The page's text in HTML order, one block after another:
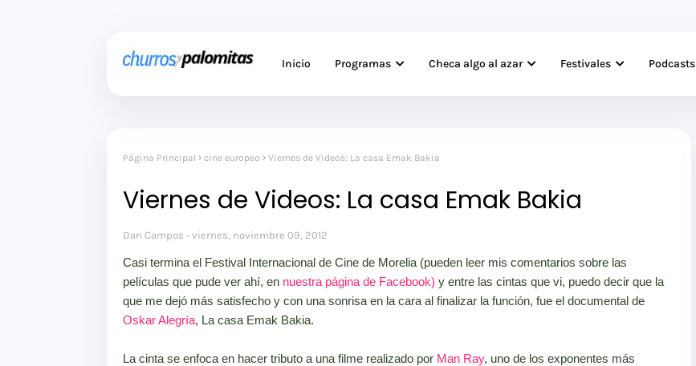
Inicio Programas Checa algo al azar Festivales Podcasts
Página Principal cine europeo Viernes de Videos: La casa Emak Bakia
Viernes de Videos: La casa Emak Bakia
Dan Campos viernes, noviembre 09, 2012
Casi termina el Festival Internacional de Cine de Morelia (pueden leer mis comentarios sobre las
películas que pude ver ahí, en nuestra página de Facebook) y entre las cintas que vi, puedo decir que la
que me dejó más satisfecho y con una sonrisa en la cara al finalizar la función, fue el documental de
Oskar Alegría, La casa Emak Bakia.
La cinta se enfoca en hacer tributo a una filme realizado por Man Ray, uno de los exponentes más